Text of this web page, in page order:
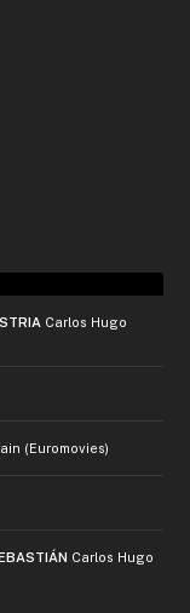
Carlos Hugo
(Euromovies)
Carlos Hugo